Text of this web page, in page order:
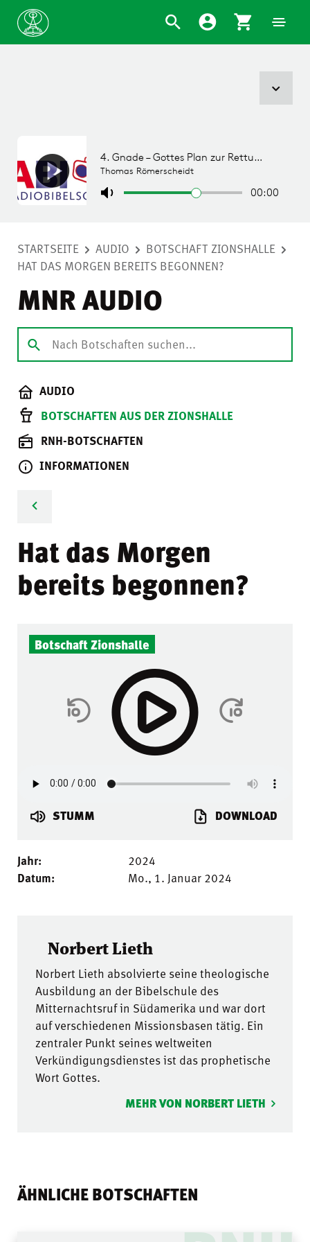
STARTSEITE AUDIO
BOTSCHAFT ZIONSHALLE
HAT DAS MORGEN BEREITS BEGONNEN?
MNR AUDIO
AUDIO
BOTSCHAFTEN AUS DER ZIONSHALLE
RNH-BOTSCHAFTEN
INFORMATIONEN
Hat das Morgen
bereits begonnen?
Botschaft Zionshalle
STUMM DOWNLOAD
Jahr:
2024
Datum:
Mo., 1. Januar 2024
Norbert Lieth
Norbert Lieth absolvierte seine theologische
Ausbildung an der Bibelschule des
Mitternachtsruf in Südamerika und war dort
auf verschiedenen Missionsbasen tätig. Ein
zentraler Punkt seines weltweiten
Verkündigungsdienstes ist das prophetische
Wort Gottes.
MEHR VON NORBERT LIETH
ÄHNLICHE BOTSCHAFTEN